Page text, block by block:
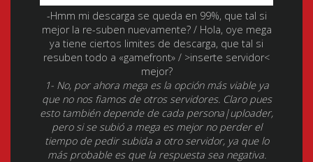
-Hmm mi descarga se queda en 99%, que tal si
mejor la re-suben nuevamente? / Hola, oye mega
ya tiene ciertos limites de descarga, que tal si
resuben todo a «gamefront» / >inserte servidor<
mejor?
1- No, por ahora mega es la opción más viable ya
que no nos fiamos de otros servidores. Claro pues
esto también depende de cada persona|uploader,
pero si se subió a mega es mejor no perder el
tiempo de pedir subida a otro servidor, ya que lo
más probable es que la respuesta sea negativa.